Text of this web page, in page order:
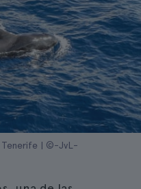
Tenerife | ©-JvL-